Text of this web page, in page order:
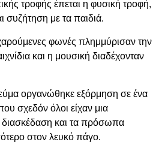
τροφής έπεται η φυσική τροφή,
συζήτηση με τα παιδιά.
φωνές πλημμύρισαν την
και η μουσική διαδέχονταν
οργανώθηκε εξόρμηση σε ένα
σχεδόν όλοι είχαν μια
και τα πρόσωπα
στον λευκό πάγο.